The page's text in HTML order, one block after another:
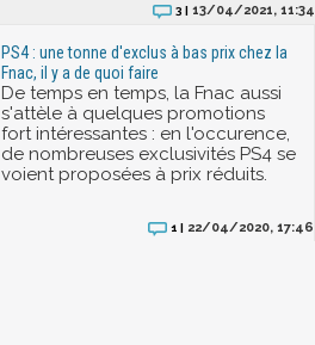
3 | 13/04/2021, 11:34
PS4 : une tonne d'exclus à bas prix chez la
Fnac, il y a de quoi faire
De temps en temps, la Fnac aussi
s'attèle à quelques promotions
fort intéressantes : en l'occurence,
de nombreuses exclusivités PS4 se
voient proposées à prix réduits.
1 | 22/04/2020, 17:46